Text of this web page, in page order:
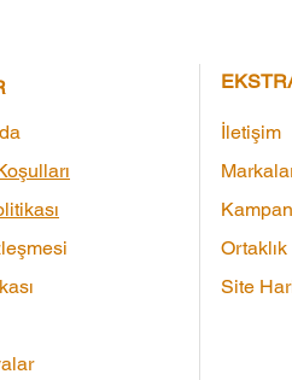
İletişim
Ortaklık
Site